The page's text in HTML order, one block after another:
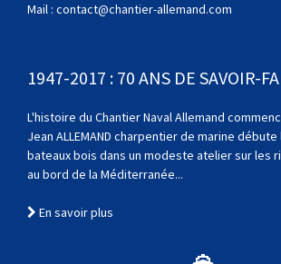
Mail : contact@chantier-allemand.com
1947-2017 : 70 ANS DE SAVOIR-
L'histoire du Chantier Naval Allemand
Jean ALLEMAND charpentier de marine
bateaux bois dans un modeste atelier sur les
au bord de la Méditerranée...
En savoir plus